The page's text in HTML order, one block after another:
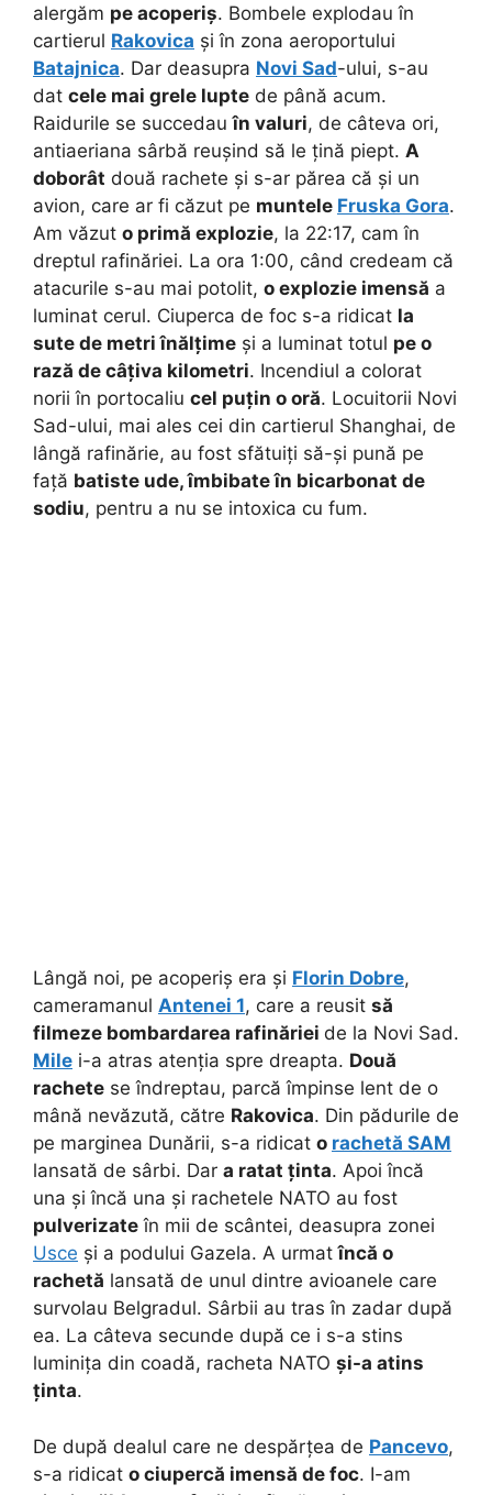
alergăm pe acoperiș. Bombele explodau în
cartierul Rakovica și în zona aeroportului
Batajnica. Dar deasupra Novi Sad-ului, s-au
dat cele mai grele lupte de până acum.
Raidurile se succedauîn valuri, de câteva ori,
antiaeriana sârbă reușind să le țină piept. A
doborât două rachete și s-ar părea că și un
avion, care ar fi căzut pe muntele Fruska Gora.
Am văzut o primă explozie, la 22:17, cam în
dreptul rafinăriei. La ora 1:00, când credeam că
atacurile s-au mai potolit, o explozie imensă a
luminat cerul. Ciuperca de foc s-a ridicat la
sute de metri înălțime și a luminat totul pe o
rază de câțiva kilometri. Incendiul a colorat
norii în portocaliu cel puțin o oră. Locuitorii Novi
Sad-ului, mai ales cei din cartierul Shanghai, de
lângă rafinărie, au fost sfătuiți să-și pună pe
față batiste ude, îmbibate în bicarbonat de
sodiu, pentru a nu se intoxica cu fum.
Lângă noi, pe acoperiș era și Florin Dobre,
cameramanul Antenei 1, care a reusit să
filmeze bombardarea rafinăriei de la Novi Sad.
Mile i-a atras atenția spre dreapta. Două
rachete se îndreptau, parcă împinse lent de o
mână nevăzută, către Rakovica. Din pădurile de
pe marginea Dunării, s-a ridicat o rachetă SAM
lansată de sârbi. Dar a ratat ținta. Apoi încă
una și încă una și rachetele NATO au fost
pulverizate în mii de scântei, deasupra zonei
Usce și a podului Gazela. A urmatîncă o
rachetă lansată de unul dintre avioanele care
survolau Belgradul. Sârbii au tras în zadar după
ea. La câteva secunde după ce i s-a stins
luminița din coadă, racheta NATO și-a atins
ținta.
De după dealul care ne despărțea de Pancevo,
s-a ridicat o ciupercă imensă de foc. I-am